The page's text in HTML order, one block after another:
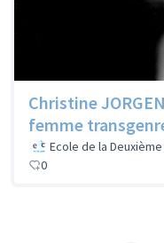
Christine
femme
Ecole de la
0